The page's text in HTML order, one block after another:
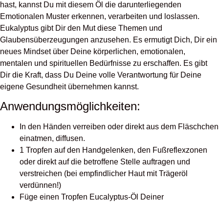
hast, kannst Du mit diesem Öl die darunterliegenden
Emotionalen Muster erkennen, verarbeiten und loslassen.
Eukalyptus gibt Dir den Mut diese Themen und
Glaubensüberzeugungen anzusehen. Es ermutigt Dich, Dir ein
neues Mindset über Deine körperlichen, emotionalen,
mentalen und spirituellen Bedürfnisse zu erschaffen. Es gibt
Dir die Kraft, dass Du Deine volle Verantwortung für Deine
eigene Gesundheit übernehmen kannst.
Anwendungsmöglichkeiten:
In den Händen verreiben oder direkt aus dem Fläschchen
einatmen, diffusen.
1 Tropfen auf den Handgelenken, den Fußreflexzonen
oder direkt auf die betroffene Stelle auftragen und
verstreichen (bei empfindlicher Haut mit Trägeröl
verdünnen!)
Füge einen Tropfen Eucalyptus-Öl Deiner